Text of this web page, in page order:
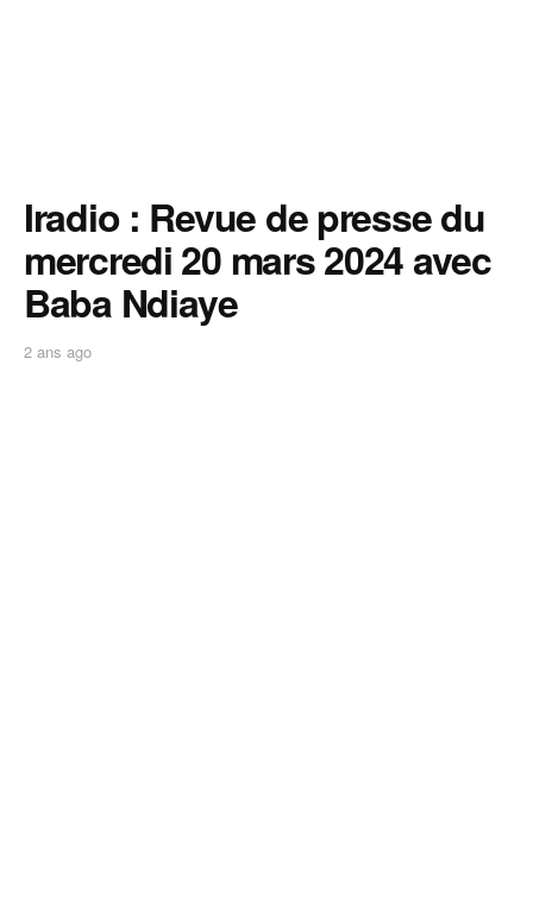
Iradio : Revue de presse du
mercredi 20 mars 2024 avec
Baba Ndiaye
2 ans ago